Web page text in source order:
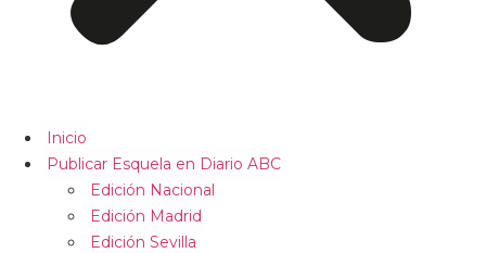
Inicio
Publicar Esquela en Diario ABC
Edición Nacional
Edición Madrid
Edición Sevilla